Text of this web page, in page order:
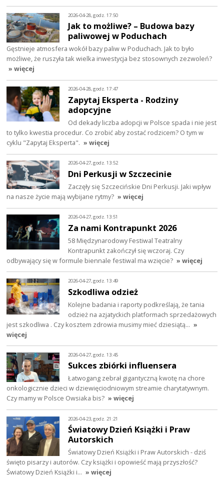
2026-04-28, godz. 17:50
Jak to możliwe? – Budowa bazy
paliwowej w Poduchach
Gęstnieje atmosfera wokół bazy paliw w Poduchach. Jak to było
możliwe, że ruszyła tak wielka inwestycja bez stosownych zezwoleń?
» więcej
2026-04-28, godz. 17:47
Zapytaj Eksperta - Rodziny
adopcyjne
Od dekady liczba adopcji w Polsce spada i nie jest
to tylko kwestia procedur. Co zrobić aby zostać rodzicem? O tym w
cyklu "Zapytaj Eksperta". » więcej
2026-04-27, godz. 13:52
Dni Perkusji w Szczecinie
Zaczęły się Szczecińskie Dni Perkusji. Jaki wpływ
na nasze życie mają wybijane rytmy? » więcej
2026-04-27, godz. 13:51
Za nami Kontrapunkt 2026
58 Międzynarodowy Festiwal Teatralny
Kontrapunkt zakończył się wczoraj. Czy
odbywający się w formule biennale festiwal ma wzięcie? » więcej
2026-04-27, godz. 13:49
Szkodliwa odzież
Kolejne badania i raporty podkreślają, że tania
odzież na azjatyckich platformach sprzedażowych
jest szkodliwa . Czy kosztem zdrowia musimy mieć dziesiątą… »
więcej
2026-04-27, godz. 13:45
Sukces zbiórki influensera
Łatwogang zebrał gigantyczną kwotę na chore
onkologicznie dzieci w dziewięciodniowym streamie charytatywnym.
Czy mamy w Polsce Owsiaka bis? » więcej
2026-04-23, godz. 21:21
Światowy Dzień Książki i Praw
Autorskich
Światowy Dzień Książki i Praw Autorskich - dziś
święto pisarzy i autorów. Czy książki i opowieść mają przyszłość?
Światowy Dzień Książki i… » więcej